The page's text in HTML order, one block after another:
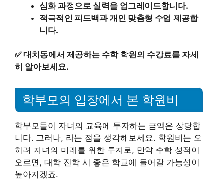
심화 과정으로 실력을 업그레이드합니다.
적극적인 피드백과 개인 맞춤형 수업 제공합
니다.
✅대치동에서 제공하는 수학 학원의 수강료를 자세
히 알아보세요.
학부모의 입장에서 본 학원비
학부모들이 자녀의 교육에 투자하는 금액은 상당합
니다. 그러나, 라는 점을 생각해보세요. 학원비는 오
히려 자녀의 미래를 위한 투자로, 만약 수학 성적이
오르면, 대학 진학 시 좋은 학교에 들어갈 가능성이
높아지겠죠.